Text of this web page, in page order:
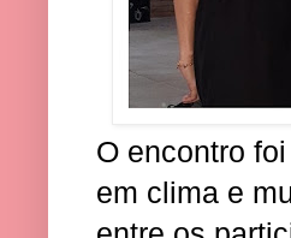
O encontro
em clima e